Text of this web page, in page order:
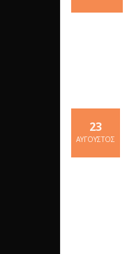
23
ΑΎΓΟΥΣΤΟΣ